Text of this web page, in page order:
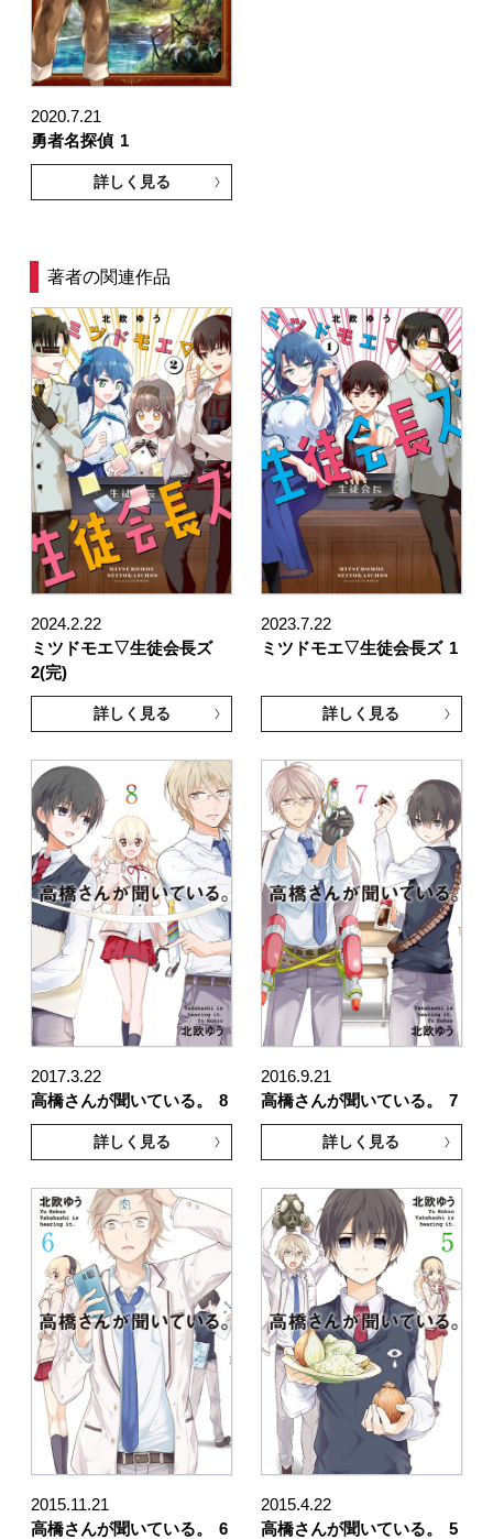
2020.7.21
勇者名探偵 1
詳しく見る
著者の関連作品
2024.2.22
ミツドモエ▽生徒会長ズ
2(完)
詳しく見る
2023.7.22
ミツドモエ▽生徒会長ズ 1
詳しく見る
2017.3.22
高橋さんが聞いている。
8
詳しく見る
2016.9.21
高橋さんが聞いている。
7
詳しく見る
2015.11.21
高橋さんが聞いている。
6
2015.4.22
高橋さんが聞いている。
5